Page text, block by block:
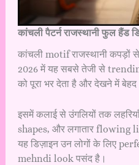
कांचली पैटर्न राजस्थानी फुल हैंड
कांचली motif राजस्थानी कपड़ों
2026 में यह सबसे तेजी से
को पूरा भर देता है और देखने में
इसमें कलाई से उंगलियों तक
shapes, और लगातार flowing
यह डिज़ाइन उन लोगों के लिए
mehndi look पसंद है।